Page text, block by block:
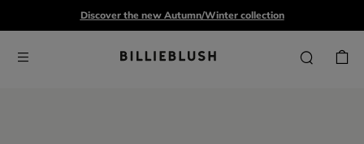
Discover the new Autumn/Winter collection